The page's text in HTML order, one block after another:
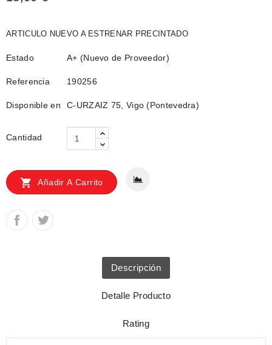
ARTICULO NUEVO A ESTRENAR PRECINTADO
Estado A+ (Nuevo de Proveedor)
Referencia 190256
Disponible en C-URZAIZ 75, Vigo (Pontevedra)
Cantidad
 Añadir A Carrito
Descripción
Detalle Producto
Rating